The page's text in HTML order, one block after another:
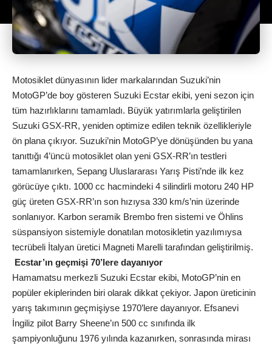
Motosiklet dünyasının lider markalarından Suzuki’nin
MotoGP’de boy gösteren Suzuki Ecstar ekibi, yeni sezon için
tüm hazırlıklarını tamamladı. Büyük yatırımlarla geliştirilen
Suzuki GSX-RR, yeniden optimize edilen teknik özellikleriyle
ön plana çıkıyor. Suzuki’nin MotoGP’ye dönüşünden bu yana
tanıttığı 4’üncü motosiklet olan yeni GSX-RR’ın testleri
tamamlanırken, Sepang Uluslararası Yarış Pisti’nde ilk kez
görücüye çıktı. 1000 cc hacmindeki 4 silindirli motoru 240 HP
güç üreten GSX-RR’ın son hızıysa 330 km/s’nin üzerinde
sonlanıyor. Karbon seramik Brembo fren sistemi ve Öhlins
süspansiyon sistemiyle donatılan motosikletin yazılımıysa
tecrübeli İtalyan üretici Magneti Marelli tarafından geliştirilmiş.
Ecstar’ın geçmişi 70’lere dayanıyor
Hamamatsu merkezli Suzuki Ecstar ekibi, MotoGP’nin en
popüler ekiplerinden biri olarak dikkat çekiyor. Japon üreticinin
yarış takımının geçmişiyse 1970’lere dayanıyor. Efsanevi
İngiliz pilot Barry Sheene’ın 500 cc sınıfında ilk
şampiyonluğunu 1976 yılında kazanırken, sonrasında mirası